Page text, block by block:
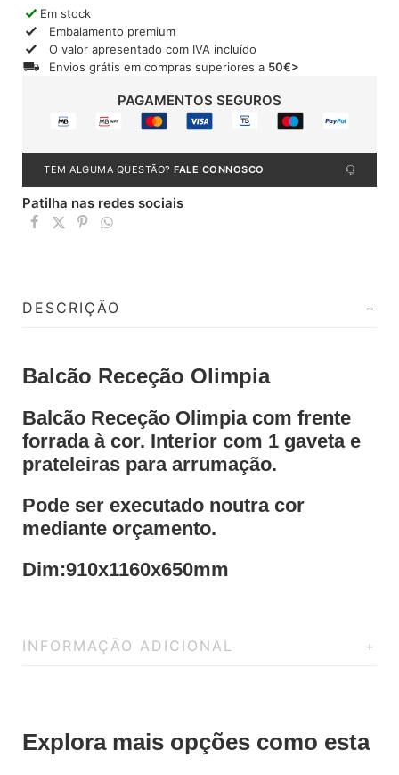
Em stock
Embalamento premium
O valor apresentado com IVA incluído
Envios grátis em compras superiores a 50€>
PAGAMENTOS SEGUROS
TEM ALGUMA QUESTÃO? FALE CONNOSCO
Patilha nas redes sociais
DESCRIÇÃO
Balcão Receção Olimpia
Balcão Receção Olimpia com frente
forrada à cor. Interior com 1 gaveta e
prateleiras para arrumação.
Pode ser executado noutra cor
mediante orçamento.
Dim:910x1160x650mm
INFORMAÇÃO ADICIONAL
Explora mais opções como esta